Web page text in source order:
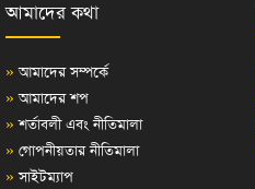
আমাদের কথা
» আমাদের সম্পর্কে
» আমাদের শপ
» শর্তাবলী এবং নীতিমালা
» গোপনীয়তার নীতিমালা
» সাইটম্যাপ